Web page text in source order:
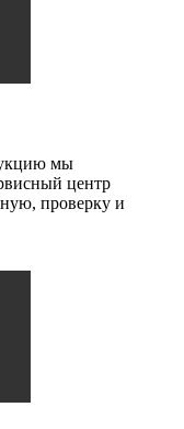
мы
центр
проверку и